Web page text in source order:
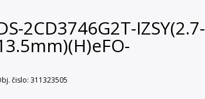
2CD3746G2T-IZSY(2.7-
čislo: 311323505